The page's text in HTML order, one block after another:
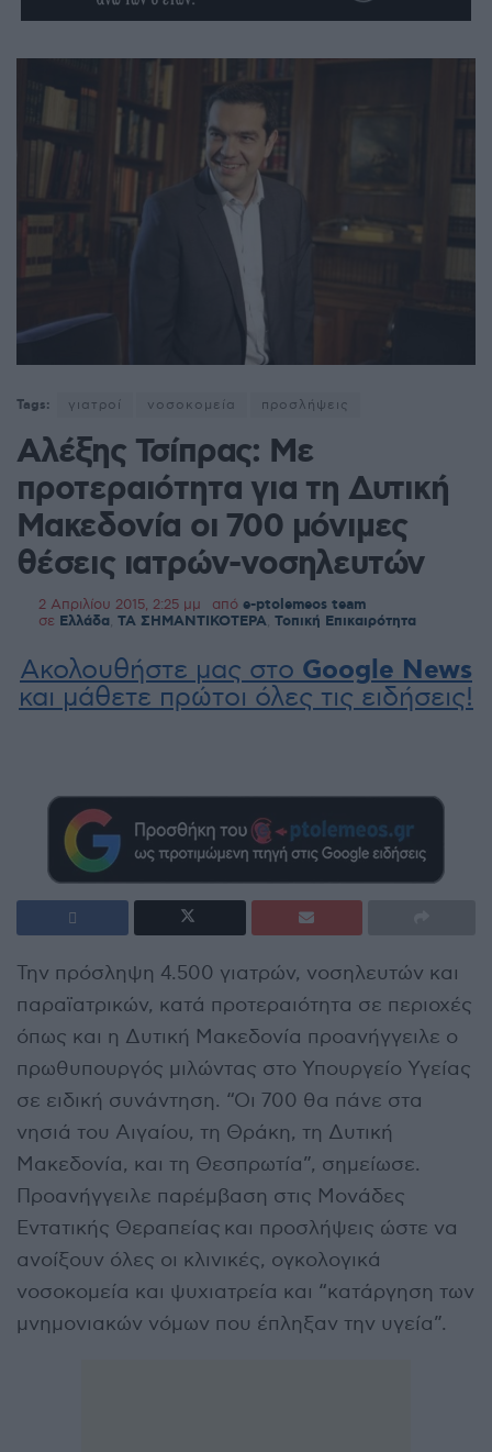
Tags: γιατροί νοσοκομεία προσλήψεις
Αλέξης Τσίπρας: Με
προτεραιότητα για τη Δυτική
Μακεδονία οι 700 μόνιμες
θέσεις ιατρών-νοσηλευτών
2 Απριλίου 2015, 2:25 μμ από e-ptolemeos team
σε Ελλάδα ΤΑ ΣΗΜΑΝΤΙΚΟΤΕΡΑ Τοπική Επικαιρότητα
Ακολουθήστε μας στο Google News
και μάθετε πρώτοι όλες τις ειδήσεις!
Την πρόσληψη 4.500 γιατρών, νοσηλευτών και
παραϊατρικών, κατά προτεραιότητα σε περιοχές
όπως και η Δυτική Μακεδονία προανήγγειλε ο
πρωθυπουργός μιλώντας στο Υπουργείο Υγείας
σε ειδική συνάντηση. “Οι 700 θα πάνε στα
νησιά του Αιγαίου, τη Θράκη, τη Δυτική
Μακεδονία, και τη Θεσπρωτία”, σημείωσε.
Προανήγγειλε παρέμβαση στις Μονάδες
Εντατικής Θεραπείας και προσλήψεις ώστε να
ανοίξουν όλες οι κλινικές, ογκολογικά
νοσοκομεία και ψυχιατρεία και “κατάργηση των
μνημονιακών νόμων που έπληξαν την υγεία”.